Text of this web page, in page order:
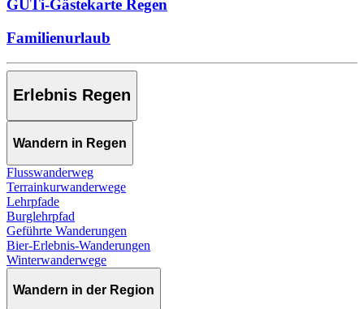
GUTi-Gästekarte Regen
Familienurlaub
Erlebnis Regen
Wandern in Regen
Flusswanderweg
Terrainkurwanderwege
Lehrpfade
Burglehrpfad
Geführte Wanderungen
Bier-Erlebnis-Wanderungen
Winterwanderwege
Wandern in der Region